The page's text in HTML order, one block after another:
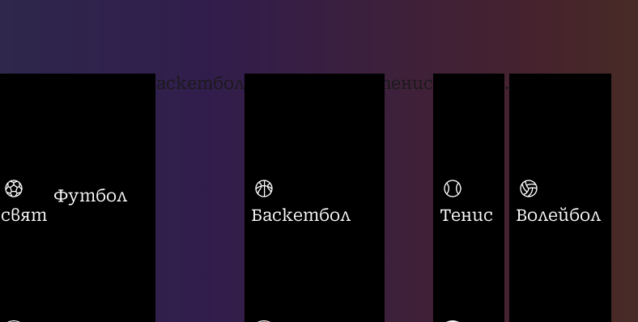
Футбол
свят
баскетбол
Баскетбол
тенис
Тенис
...
Волейбол